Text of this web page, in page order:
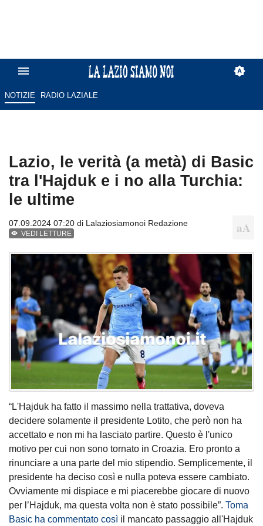
NOTIZIE RADIO LAZIALE
Lazio, le verità (a metà) di Basic
tra l'Hajduk e i no alla Turchia:
le ultime
07.09.2024 07:20 di Lalaziosiamonoi Redazione
VEDI LETTURE
“L'Hajduk ha fatto il massimo nella trattativa, doveva
decidere solamente il presidente Lotito, che però non ha
accettato e non mi ha lasciato partire. Questo è l'unico
motivo per cui non sono tornato in Croazia. Ero pronto a
rinunciare a una parte del mio stipendio. Semplicemente, il
presidente ha deciso così e nulla poteva essere cambiato.
Ovviamente mi dispiace e mi piacerebbe giocare di nuovo
per l’Hajduk, ma questa volta non è stato possibile”. Toma
Basic ha commentato così il mancato passaggio all'Hajduk